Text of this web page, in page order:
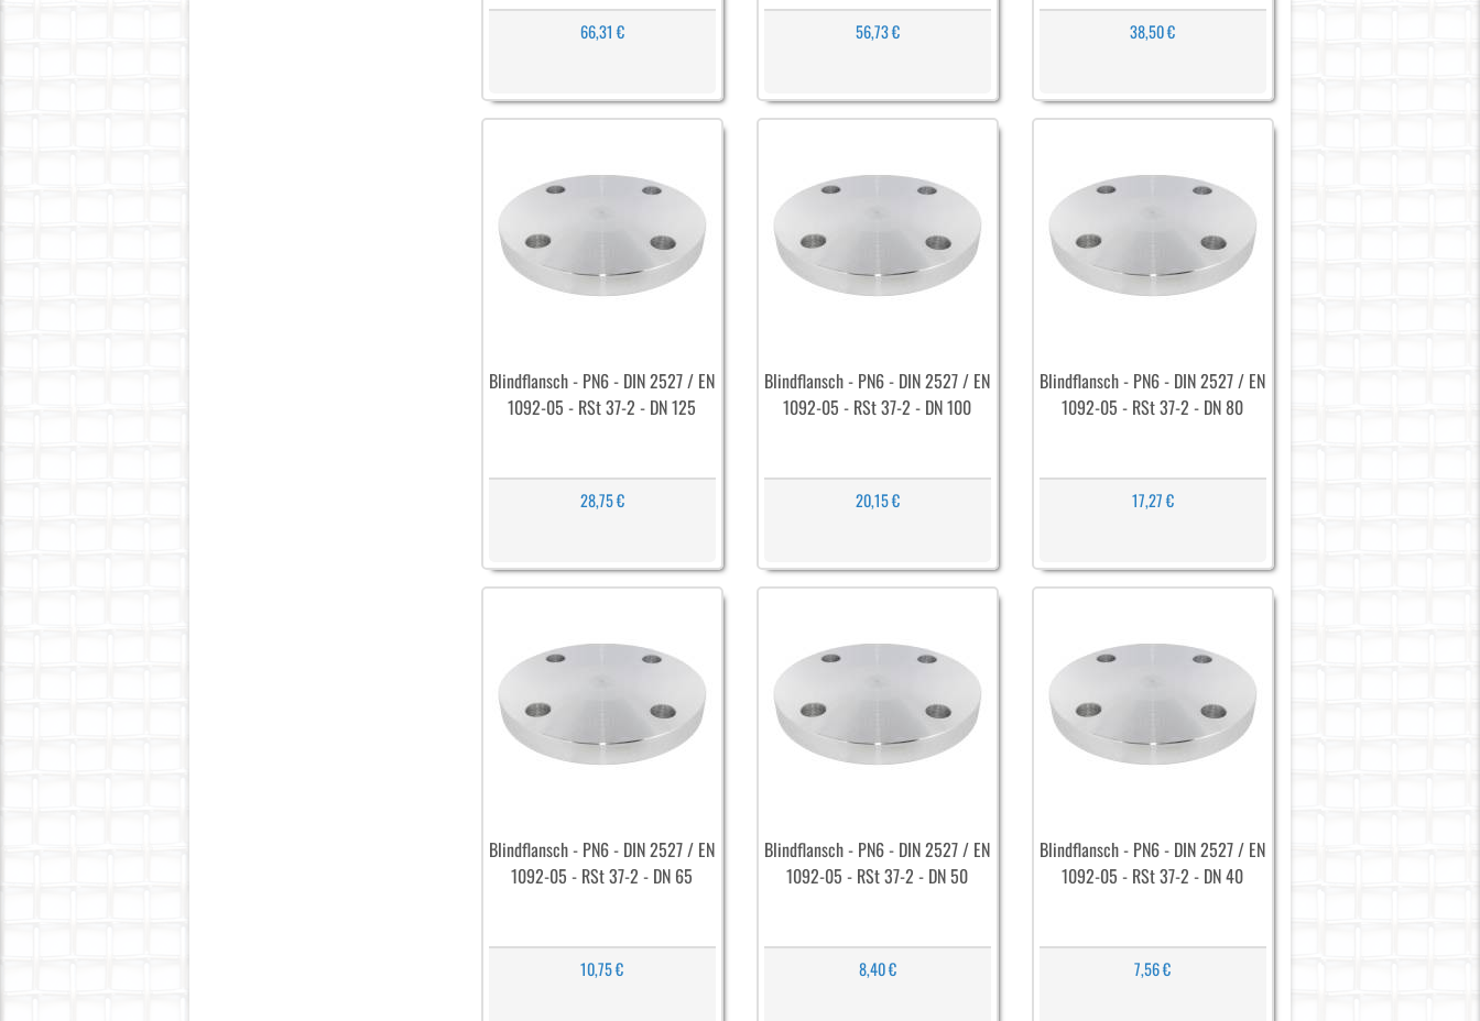
66,31 € 56,73 € 38,50 €
Blindflansch - PN6 - DIN 2527 / EN
1092-05 - RSt 37-2 - DN 125
28,75 €
Blindflansch - PN6 - DIN 2527 / EN
1092-05 - RSt 37-2 - DN 100
20,15 €
Blindflansch - PN6 - DIN 2527 / EN
1092-05 - RSt 37-2 - DN 80
17,27 €
Blindflansch - PN6 - DIN 2527 / EN
1092-05 - RSt 37-2 - DN 65
10,75 €
Blindflansch - PN6 - DIN 2527 / EN
1092-05 - RSt 37-2 - DN 50
8,40 €
Blindflansch - PN6 - DIN 2527 / EN
1092-05 - RSt 37-2 - DN 40
7,56 €